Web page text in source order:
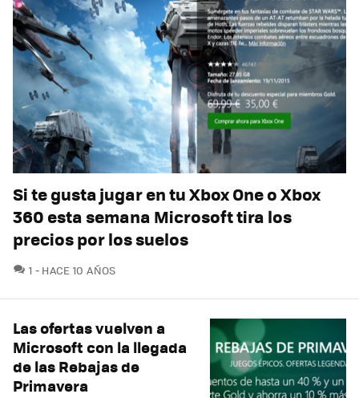
Si te gusta jugar en tu Xbox One o Xbox
360 esta semana Microsoft tira los
precios por los suelos
1 COMENTARIOS
HACE 10 AÑOS
Las ofertas vuelven a
Microsoft con la llegada
de las Rebajas de
Primavera